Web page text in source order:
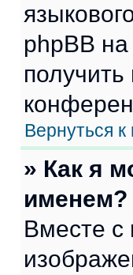
phpBB
Вернуться к
» Как я
именем?
Вместе с